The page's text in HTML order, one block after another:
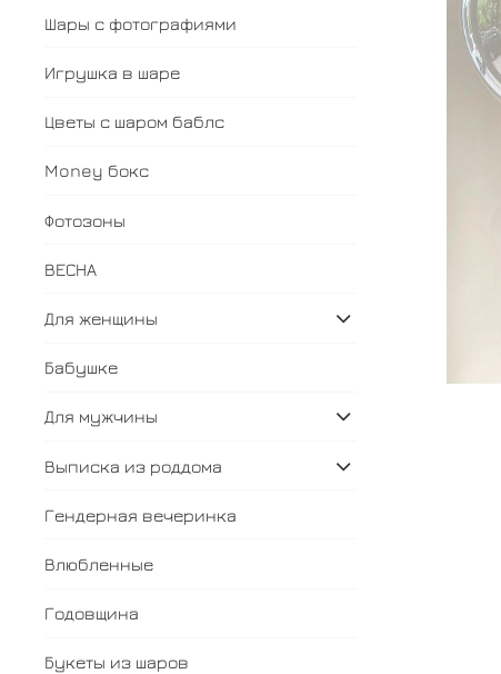
Шары с фотографиями
Игрушка в шаре
Цветы с шаром баблс
Money бокс
Фотозоны
ВЕСНА
Для женщины
Бабушке
Для мужчины
Выписка из роддома
Гендерная вечеринка
Влюбленные
Годовщина
Букеты из шаров